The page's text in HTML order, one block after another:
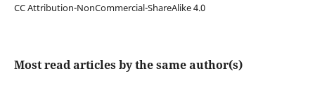
CC Attribution-NonCommercial-ShareAlike 4.0
Most read articles by the same author(s)